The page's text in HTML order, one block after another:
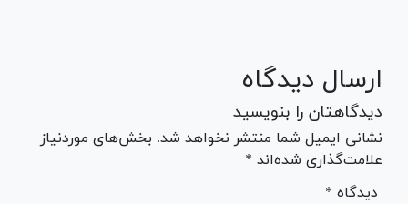
ارسال دیدگاه
دیدگاهتان را بنویسید
نشانی ایمیل شما منتشر نخواهد شد. بخش‌های موردنیاز
علامت‌گذاری شده‌اند *
* دیدگاه